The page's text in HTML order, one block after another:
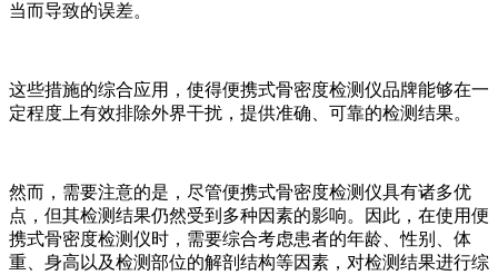
当而导致的误差。
这些措施的综合应用，使得便携式骨密度检测仪品牌能够在一
定程度上有效排除外界干扰，提供准确、可靠的检测结果。
然而，需要注意的是，尽管便携式骨密度检测仪具有诸多优
点，但其检测结果仍然受到多种因素的影响。因此，在使用便
携式骨密度检测仪时，需要综合考虑患者的年龄、性别、体
重、身高以及检测部位的解剖结构等因素，对检测结果进行综